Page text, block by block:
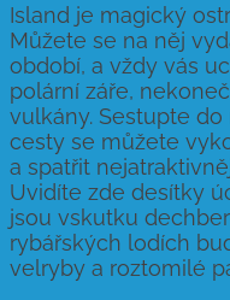
Island je magický
Můžete se na něj
období, a vždy vás
polární záře,
vulkány. Sestupte
cesty se můžete
a spatřit
Uvidíte zde desítky
jsou vskutku
rybářských lodích
velryby a roztomilé